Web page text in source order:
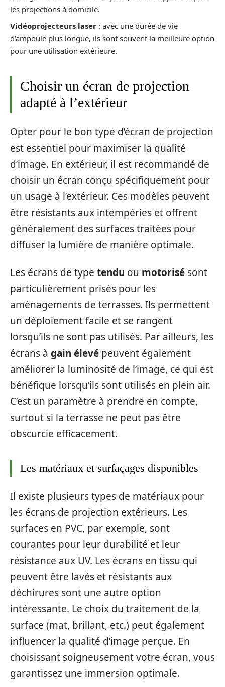
les projections à domicile.
Vidéoprojecteurs laser : avec une durée de vie
d’ampoule plus longue, ils sont souvent la meilleure option
pour une utilisation extérieure.
Choisir un écran de projection
adapté à l’extérieur
Opter pour le bon type d’écran de projection
est essentiel pour maximiser la qualité
d’image. En extérieur, il est recommandé de
choisir un écran conçu spécifiquement pour
un usage à l’extérieur. Ces modèles peuvent
être résistants aux intempéries et offrent
généralement des surfaces traitées pour
diffuser la lumière de manière optimale.
Les écrans de type tendu ou motorisé sont
particulièrement prisés pour les
aménagements de terrasses. Ils permettent
un déploiement facile et se rangent
lorsqu’ils ne sont pas utilisés. Par ailleurs, les
écrans à gain élevé peuvent également
améliorer la luminosité de l’image, ce qui est
bénéfique lorsqu’ils sont utilisés en plein air.
C’est un paramètre à prendre en compte,
surtout si la terrasse ne peut pas être
obscurcie efficacement.
Les matériaux et surfaçages disponibles
Il existe plusieurs types de matériaux pour
les écrans de projection extérieurs. Les
surfaces en PVC, par exemple, sont
courantes pour leur durabilité et leur
résistance aux UV. Les écrans en tissu qui
peuvent être lavés et résistants aux
déchirures sont une autre option
intéressante. Le choix du traitement de la
surface (mat, brillant, etc.) peut également
influencer la qualité d’image perçue. En
choisissant soigneusement votre écran, vous
garantissez une immersion optimale.